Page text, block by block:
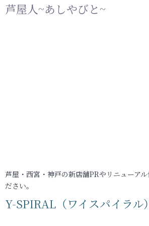
芦屋人~あしやびと~
芦屋・西宮・神戸の新店舗PRやリニューア
ださい。
Y-SPIRAL（ワイスパイラル）